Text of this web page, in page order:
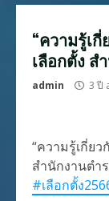
“ความรู้เ
เลือกตั้ง ส
admin 3 ปี
“ความรู้เกี่ย
สำนักงานตำ
#เลือกตั้ง